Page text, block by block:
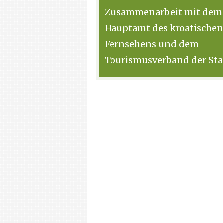
Zusammenarbeit mit dem
Hauptamt des kroatischen
Fernsehens und dem
Tourismusverband der